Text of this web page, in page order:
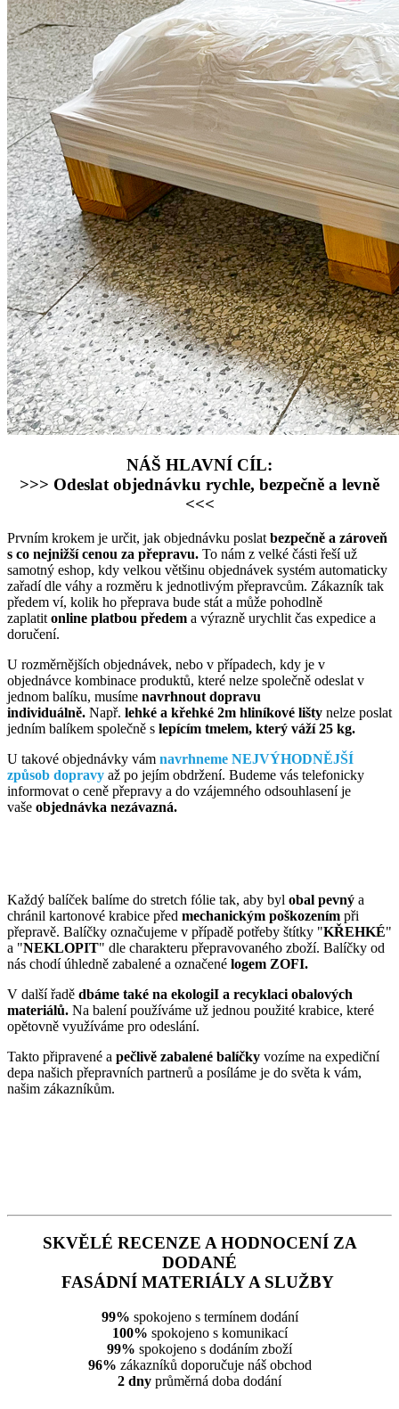
NÁŠ HLAVNÍ CÍL:
>>> Odeslat objednávku rychle, bezpečně a levně
<<<
Prvním krokem je určit, jak objednávku poslatbezpečně a zároveň
s co nejnižší cenou za přepravu. To nám z velké části řeší už
samotný eshop, kdy velkou většinu objednávek systém automaticky
zařadí dle váhy a rozměru k jednotlivým přepravcům. Zákazník tak
předem ví, kolik ho přeprava bude stát a může pohodlně
zaplatitonline platbou předem a výrazně urychlit čas expedice a
doručení.
U rozměrnějších objednávek, nebo v případech, kdy je v
objednávce kombinace produktů, které nelze společně odeslat v
jednom balíku, musíme navrhnout dopravu
individuálně. Např. lehké a křehké 2m hliníkové lišty nelze poslat
jedním balíkem společně s lepícím tmelem, který váží 25 kg.
U takové objednávky vám navrhneme NEJVÝHODNĚJŠÍ
způsob dopravy až po jejím obdržení. Budeme vás telefonicky
informovat o ceně přepravy a do vzájemného odsouhlasení je
vaše objednávka nezávazná.
Každý balíček balíme do stretch fólie tak, aby byl obal pevný a
chránil kartonové krabice před mechanickým poškozením při
přepravě. Balíčky označujeme v případě potřeby štítky "KŘEHKÉ"
a "NEKLOPIT" dle charakteru přepravovaného zboží. Balíčky od
nás chodí úhledně zabalené a označené logem ZOFI.
V další řadě dbáme také na ekologiI a recyklaci obalových
materiálů. Na balení používáme už jednou použité krabice, které
opětovně využíváme pro odeslání.
Takto připravené a pečlivě zabalené balíčky vozíme na expediční
depa našich přepravních partnerů a posíláme je do světa k vám,
našim zákazníkům.
SKVĚLÉ RECENZE A HODNOCENÍ ZA
DODANÉ
FASÁDNÍ MATERIÁLY A SLUŽBY
99% spokojeno s termínem dodání
100% spokojeno s komunikací
99% spokojeno s dodáním zboží
96% zákazníků doporučuje náš obchod
2 dny průměrná doba dodání